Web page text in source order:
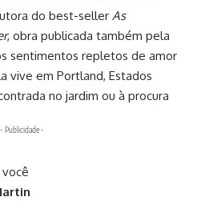
do best-seller As
, obra publicada também pela
sentimentos repletos de amor
vive em Portland, Estados
no jardim ou à procura
- Publicidade -